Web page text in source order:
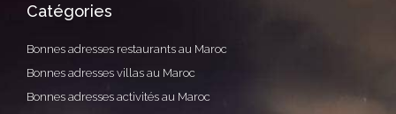
Catégories
Bonnes adresses restaurants au Maroc
Bonnes adresses villas au Maroc
Bonnes adresses activités au Maroc